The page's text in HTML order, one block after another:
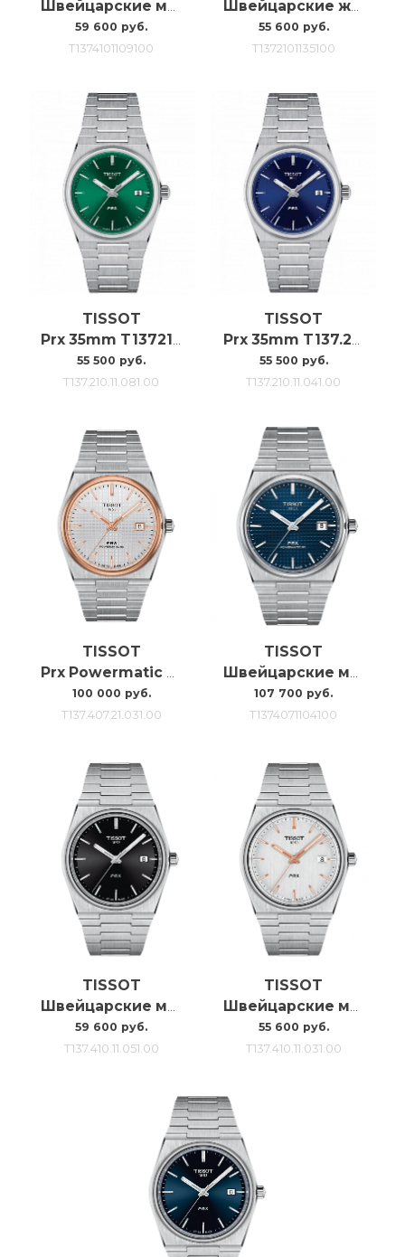
59 600 руб.
T1374101109100
Швейцарские женские наручные часы Tissot Prx 35mm T137.210.11.351.00
55 600 руб.
T1372101135100
TISSOT
55 500 руб.
T137.210.11.081.00
TISSOT
55 500 руб.
T137.210.11.041.00
TISSOT
Prx Powermatic 80 T1374072103100
100 000 руб.
T137.407.21.031.00
TISSOT
Швейцарские мужские часы с автоподзаводом Tissot Prx Powermatic 80 T137.407.11.041.00
107 700 руб.
T1374071104100
TISSOT
59 600 руб.
T137.410.11.051.00
TISSOT
55 600 руб.
T137.410.11.031.00